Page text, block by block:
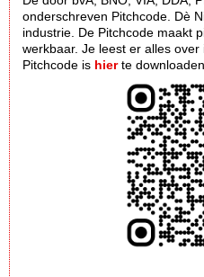
onderschreven Pitchcode. Dè
industrie. De Pitchcode maakt
werkbaar. Je leest er alles over
Pitchcode is hierte